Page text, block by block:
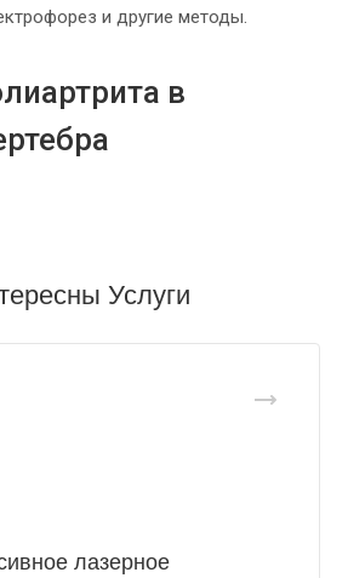
и другие методы.
в
Услуги
лазерное